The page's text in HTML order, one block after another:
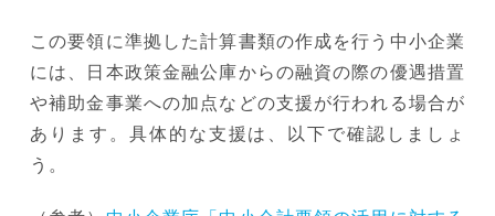
この要領に準拠した計算書類の作成を行う中小企業
には、日本政策金融公庫からの融資の際の優遇措置
や補助金事業への加点などの支援が行われる場合が
あります。具体的な支援は、以下で確認しましょ
う。